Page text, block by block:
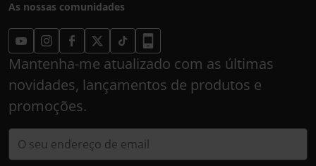
As nossas comunidades
Mantenha-me atualizado com as últimas
novidades, lançamentos de produtos e
promoções.